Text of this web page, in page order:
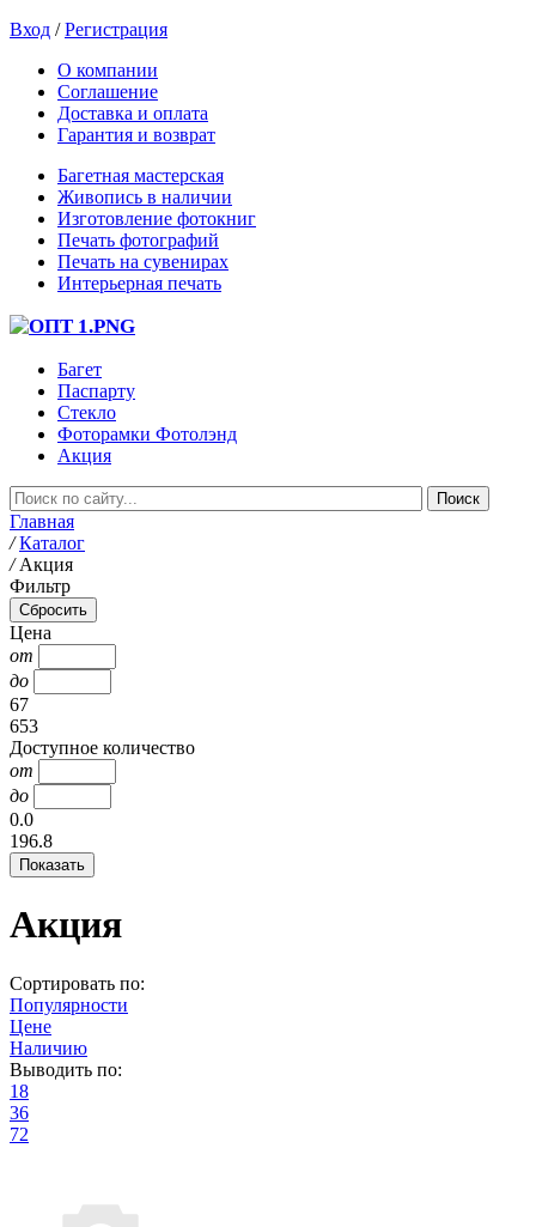
Вход /Регистрация
О компании
Соглашение
Доставка и оплата
Гарантия и возврат
Багетная мастерская
Живопись в наличии
Изготовление фотокниг
Печать фотографий
Печать на сувенирах
Интерьерная печать
Багет
Паспарту
Стекло
Фоторамки Фотолэнд
Акция
Главная
/ Каталог
/ Акция
Фильтр
Цена
от
до
67
653
Доступное количество
от
до
0.0
196.8
Акция
Сортировать по:
Популярности
Цене
Наличию
Выводить по:
18
36
72